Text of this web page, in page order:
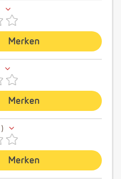
Merken
Merken
Merken